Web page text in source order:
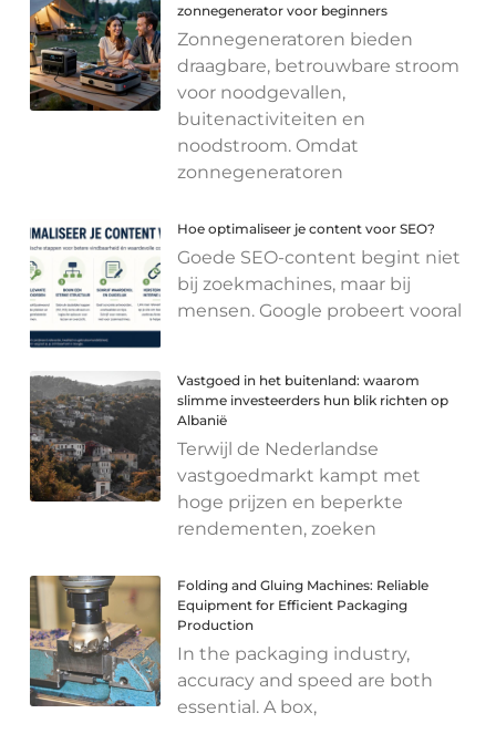
zonnegenerator voor beginners
Zonnegeneratoren bieden
draagbare, betrouwbare stroom
voor noodgevallen,
buitenactiviteiten en
noodstroom. Omdat
zonnegeneratoren
Hoe optimaliseer je content voor SEO?
Goede SEO-content begint niet
bij zoekmachines, maar bij
mensen. Google probeert vooral
Vastgoed in het buitenland: waarom
slimme investeerders hun blik richten op
Albanië
Terwijl de Nederlandse
vastgoedmarkt kampt met
hoge prijzen en beperkte
rendementen, zoeken
Folding and Gluing Machines: Reliable
Equipment for Efficient Packaging
Production
In the packaging industry,
accuracy and speed are both
essential. A box,